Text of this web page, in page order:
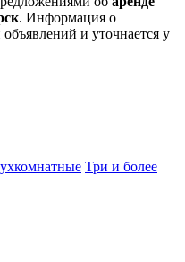
. Информация о
и уточнается у
Три и более